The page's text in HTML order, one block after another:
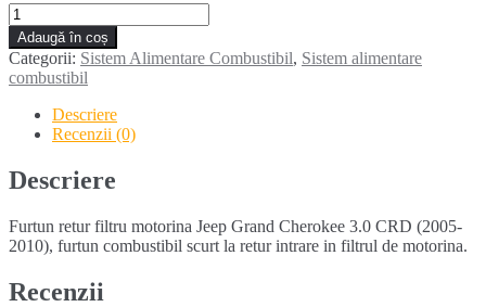
Cantitate
Furtun
retur
filtru
motorina
Jeep
Grand
Cherokee
3.0
CRD
2010)
Adaugă în coș
Categorii: Sistem Alimentare Combustibil, Sistem alimentare
combustibil
Descriere
Recenzii (0)
Descriere
Furtun retur filtru motorina Jeep Grand Cherokee 3.0 CRD (2005-
2010), furtun combustibil scurt la retur intrare in filtrul de motorina.
Recenzii